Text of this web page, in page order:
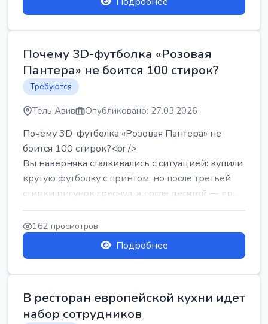
Почему 3D-футболка «Розовая
Пантера» не боится 100 стирок?
Требуются
Тель Авив Опубликовано: 27.03.2026
Почему 3D-футболка «Розовая Пантера» не
боится 100 стирок?<br />
Вы наверняка сталкивались с ситуацией: купили
крутую футболку с принтом, но после третьей
стирки рисунок треснул, а после десятой — пр...
162 просмотров
Подробнее
В ресторан европейской кухни идет
набор сотрудников